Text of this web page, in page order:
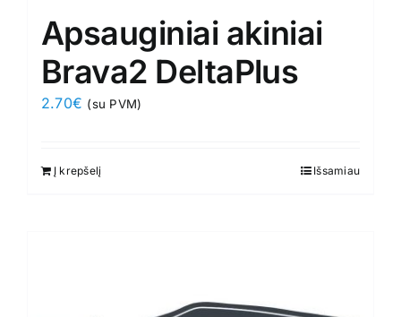
Apsauginiai akiniai
Brava2 DeltaPlus
2.70€ (su PVM)
Į krepšelį Išsamiau